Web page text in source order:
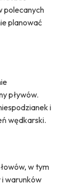
polecanych
planować
pływów.
i
wędkarski.
w tym
warunków